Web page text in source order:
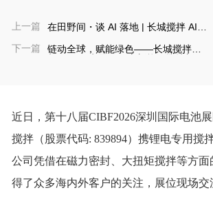
上一篇
在田野间・谈 AI 落地 | 长城搅拌 AI
下一篇
链动全球，赋能绿色——长城搅拌亮
近日，第十八届CIBF2026深圳国际电池
搅拌（股票代码: 839894）携锂电专用搅
公司凭借在磁力密封、大扭矩搅拌等方
得了众多海内外客户的关注，展位现场交